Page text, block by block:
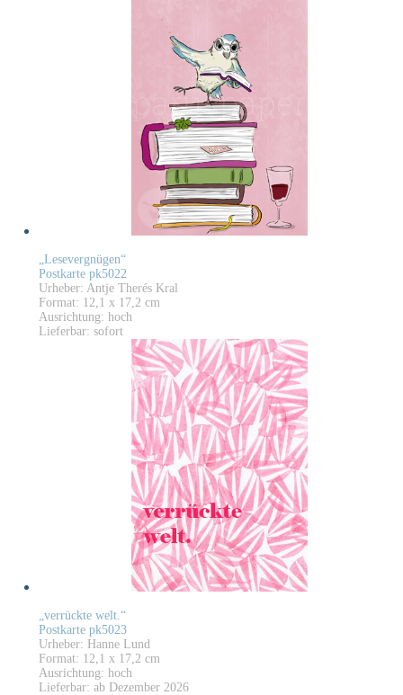
„Lesevergnügen“
Postkarte pk5022
Urheber: Antje Therés Kral
Format: 12,1 x 17,2 cm
Ausrichtung: hoch
Lieferbar: sofort
„verrückte welt.“
Postkarte pk5023
Urheber: Hanne Lund
Format: 12,1 x 17,2 cm
Ausrichtung: hoch
Lieferbar: ab Dezember 2026